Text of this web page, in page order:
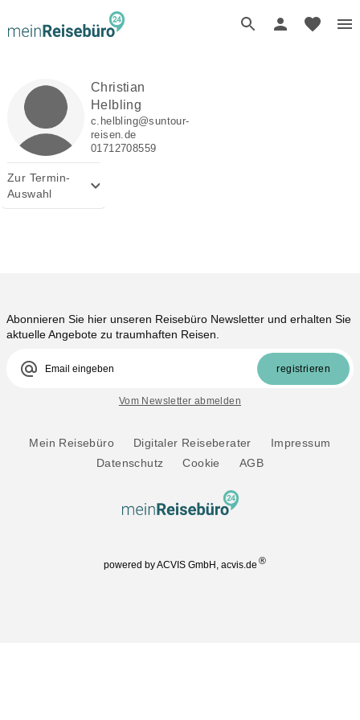
Christian
Helbling
c.helbling@suntour-
reisen.de
01712708559
Zur Termin-
Auswahl
expand_more
Abonnieren Sie hier unseren Reisebüro Newsletter und erhalten Sie
aktuelle Angebote zu traumhaften Reisen.
alternate_email registrieren
Vom Newsletter abmelden
Mein Reisebüro Digitaler Reiseberater
Impressum
Datenschutz
Cookie AGB
powered by ACVIS GmbH, acvis.de ®